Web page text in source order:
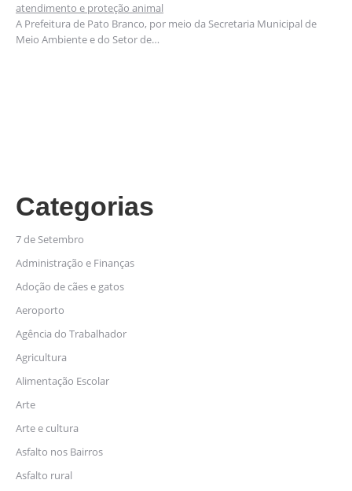
atendimento e proteção animal
A Prefeitura de Pato Branco, por meio da Secretaria Municipal de
Meio Ambiente e do Setor de…
Categorias
7 de Setembro
Administração e Finanças
Adoção de cães e gatos
Aeroporto
Agência do Trabalhador
Agricultura
Alimentação Escolar
Arte
Arte e cultura
Asfalto nos Bairros
Asfalto rural